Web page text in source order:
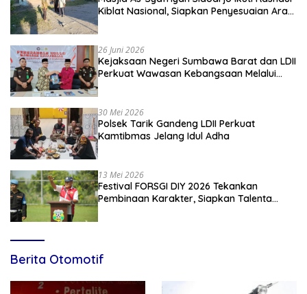
Kiblat Nasional, Siapkan Penyesuaian Arah
26 Juni 2026
Kejaksaan Negeri Sumbawa Barat dan LDII
Perkuat Wawasan Kebangsaan Melalui
30 Mei 2026
Polsek Tarik Gandeng LDII Perkuat
Kamtibmas Jelang Idul Adha
13 Mei 2026
Festival FORSGI DIY 2026 Tekankan
Pembinaan Karakter, Siapkan Talenta
Berita Otomotif